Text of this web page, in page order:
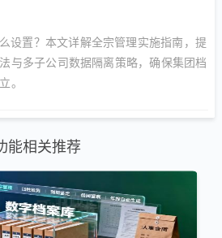
设置？本文详解全宗管理实施指南，提
与多子公司数据隔离策略，确保集团档
。
能相关推荐